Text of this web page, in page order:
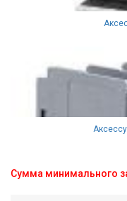
Услуги
Вакансии
Сумма минимального